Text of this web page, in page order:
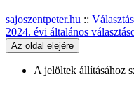
sajoszentpeter.hu ::
2024. évi általános
Az oldal elejére
A jelöltek állításához